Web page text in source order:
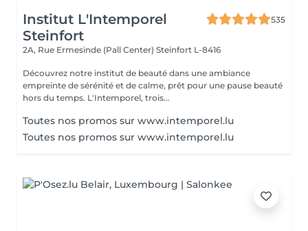
Institut L'Intemporel
Steinfort
535
2A, Rue Ermesinde (Pall Center) Steinfort L-8416
Découvrez notre institut de beauté dans une ambiance
empreinte de sérénité et de calme, prêt pour une pause beauté
hors du temps. L'Intemporel, trois...
Toutes nos promos sur www.intemporel.lu
Toutes nos promos sur www.intemporel.lu